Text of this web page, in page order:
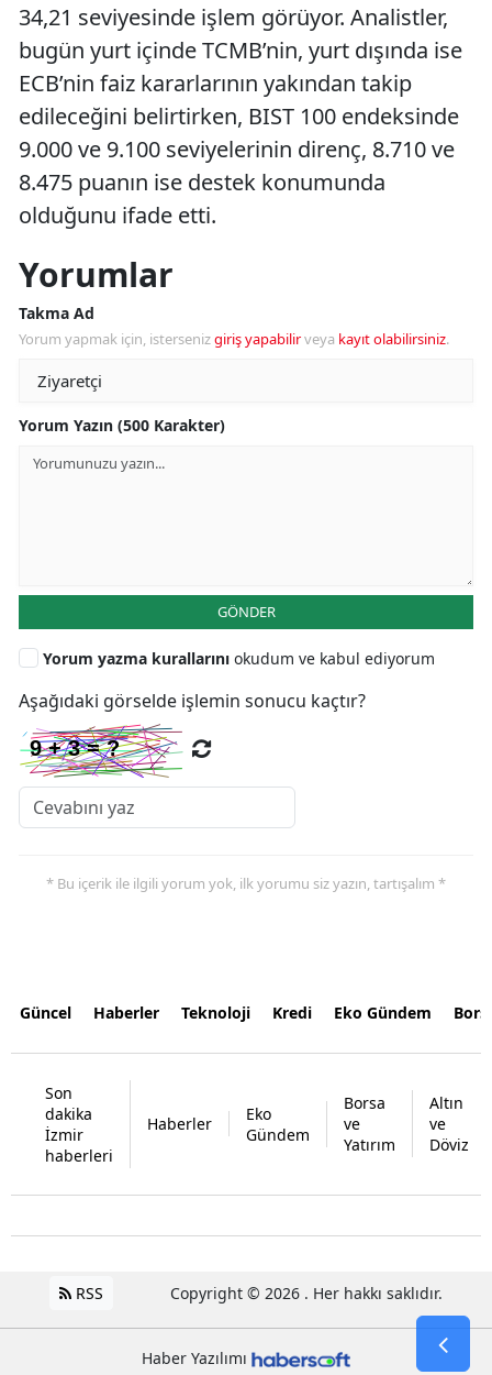
34,21 seviyesinde işlem görüyor. Analistler,
bugün yurt içinde TCMB’nin, yurt dışında ise
ECB’nin faiz kararlarının yakından takip
edileceğini belirtirken, BIST 100 endeksinde
9.000 ve 9.100 seviyelerinin direnç, 8.710 ve
8.475 puanın ise destek konumunda
olduğunu ifade etti.
Yorumlar
Takma Ad
Yorum yapmak için, istersenizgiriş yapabilirveya kayıt olabilirsiniz.
Yorum Yazın (500 Karakter)
GÖNDER
Yorum yazma kurallarını okudum ve kabul ediyorum
Aşağıdaki görselde işlemin sonucu kaçtır?
* Bu içerik ile ilgili yorum yok, ilk yorumu siz yazın, tartışalım *
Güncel Haberler Teknoloji Kredi Eko Gündem
Son
dakika
İzmir
haberleri
Haberler
Eko
Gündem
Borsa
ve
Yatırım
Altın
ve
Döviz
RSS Copyright © 2026 . Her hakkı saklıdır.
Haber Yazılımı